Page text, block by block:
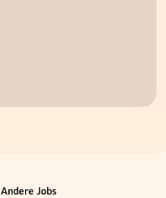
Andere Jobs